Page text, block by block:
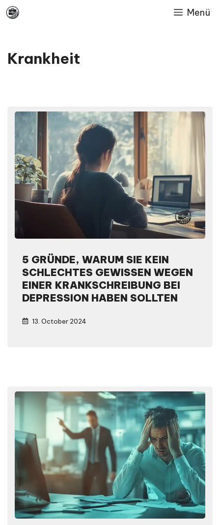
Skip
Menü
Krankheit
5 GRÜNDE, WARUM SIE KEIN
SCHLECHTES GEWISSEN WEGEN
EINER KRANKSCHREIBUNG BEI
DEPRESSION HABEN SOLLTEN
13. October 2024